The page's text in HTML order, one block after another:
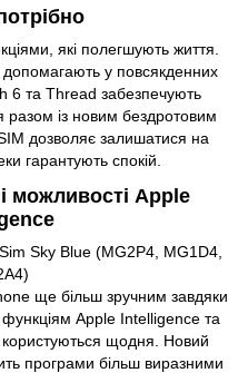
які полегшують життя.
у повсякденних
6 та Thread забезпечують
разом із новим бездротовим
дозволяє залишатися на
гарантують спокій.
можливості Apple
ще більш зручним завдяки
Apple Intelligence та
щодня. Новий
програми більш виразними